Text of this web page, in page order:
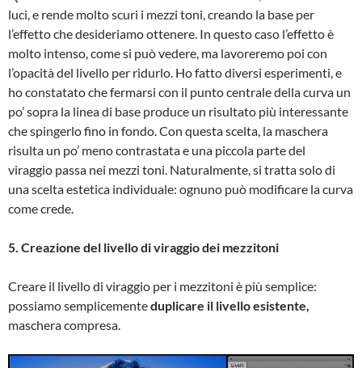
luci, e rende molto scuri i mezzi toni, creando la base per
l’effetto che desideriamo ottenere. In questo caso l’effetto è
molto intenso, come si può vedere, ma lavoreremo poi con
l’opacità del livello per ridurlo. Ho fatto diversi esperimenti, e
ho constatato che fermarsi con il punto centrale della curva un
po’ sopra la linea di base produce un risultato più interessante
che spingerlo fino in fondo. Con questa scelta, la maschera
risulta un po’ meno contrastata e una piccola parte del
viraggio passa nei mezzi toni. Naturalmente, si tratta solo di
una scelta estetica individuale: ognuno può modificare la curva
come crede.
5. Creazione del livello di viraggio dei mezzitoni
Creare il livello di viraggio per i mezzitoni è più semplice:
possiamo semplicementeduplicare il livello esistente,
maschera compresa.